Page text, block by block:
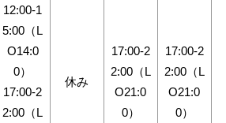
12:00-1
5:00（L
O14:0
0）
17:00-2
2:00（L
休み
17:00-2
2:00（L
O21:0
0）
17:00-2
2:00（L
O21:0
0）